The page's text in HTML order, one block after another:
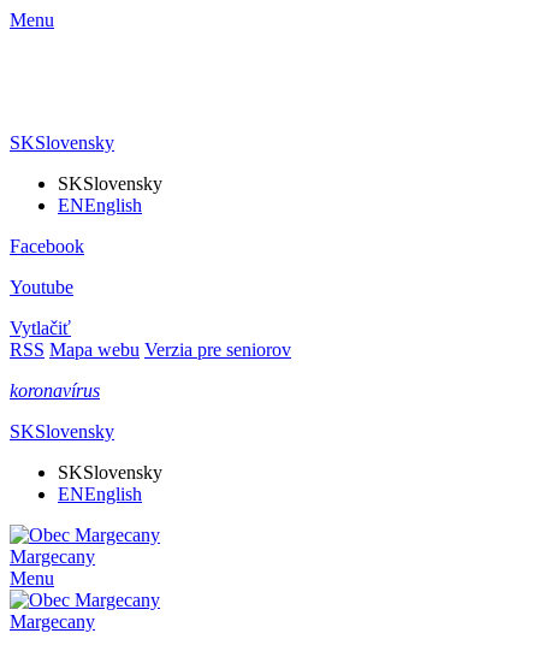
Menu
SKSlovensky
SKSlovensky
ENEnglish
Facebook
Youtube
Vytlačiť
RSS Mapa webu Verzia pre seniorov
koronavírus
SKSlovensky
SKSlovensky
ENEnglish
Margecany
Menu
Margecany